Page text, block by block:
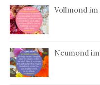
Vollmond im
Neumond